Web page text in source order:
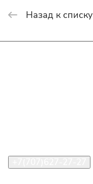
Назад к списку